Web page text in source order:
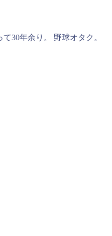
30年余り。 野球オタク。